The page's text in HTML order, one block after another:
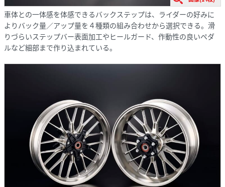
車体との一体感を体感できるバックステップは、ライダーの好みに
よりバック量／アップ量を４種類の組み合わせから選択できる。滑
りづらいステップバー表面加工やヒールガード、作動性の良いペダ
ルなど細部まで作り込まれている。